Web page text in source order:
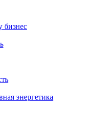
бизнес
энергетика